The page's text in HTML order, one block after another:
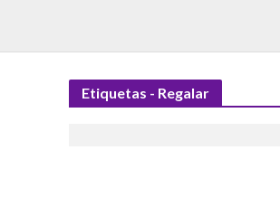
Etiquetas - Regalar